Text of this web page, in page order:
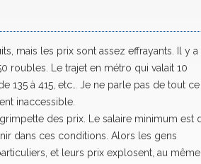
mais les prix sont assez effrayants. Il y a
roubles. Le trajet en métro qui valait 10
135 à 415, etc… Je ne parle pas de tout
inaccessible.
des prix. Le salaire minimum est
dans ces conditions. Alors les gens
et leurs prix explosent, au même